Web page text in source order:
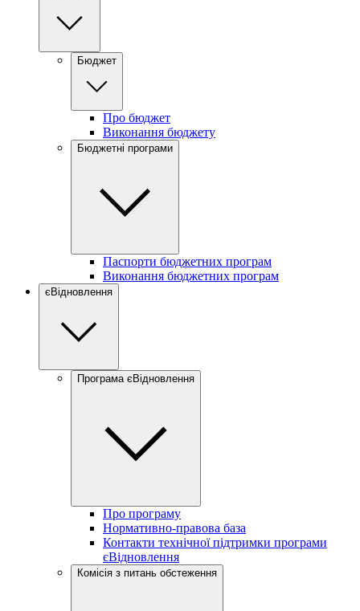
Бюджет
Про бюджет
Виконання бюджету
Бюджетні програми
Паспорти бюджетних програм
Виконання бюджетних програм
єВідновлення
Програма єВідновлення
Про програму
Нормативно-правова база
Контакти технічної підтримки програми
єВідновлення
Комісія з питань обстеження